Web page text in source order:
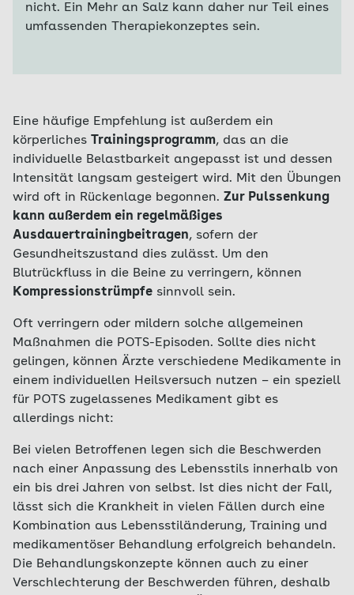
nicht. Ein Mehr an Salz kann daher nur Teil eines
umfassenden Therapiekonzeptes sein.
Eine häufige Empfehlung ist außerdem ein
körperliches
Trainingsprogramm, das an die
individuelle Belastbarkeit angepasst ist und dessen
Intensität langsam gesteigert wird. Mit den Übungen
wird oft in Rückenlage begonnen. Zur Pulssenkung
kann außerdem ein regelmäßiges
Ausdauertrainingbeitragen, sofern der
Gesundheitszustand dies zulässt. Um den
Blutrückfluss in die Beine zu verringern, können
Kompressionstrümpfe sinnvoll sein.
Oft verringern oder mildern solche allgemeinen
Maßnahmen die POTS-Episoden. Sollte dies nicht
gelingen, können Ärzte verschiedene Medikamente in
einem individuellen Heilsversuch nutzen – ein speziell
für POTS zugelassenes Medikament gibt es
allerdings nicht:
Bei vielen Betroffenen legen sich die Beschwerden
nach einer Anpassung des Lebensstils innerhalb von
ein bis drei Jahren von selbst. Ist dies nicht der Fall,
lässt sich die Krankheit in vielen Fällen durch eine
Kombination aus Lebensstiländerung, Training und
medikamentöser Behandlung erfolgreich behandeln.
Die Behandlungskonzepte können auch zu einer
Verschlechterung der Beschwerden führen, deshalb